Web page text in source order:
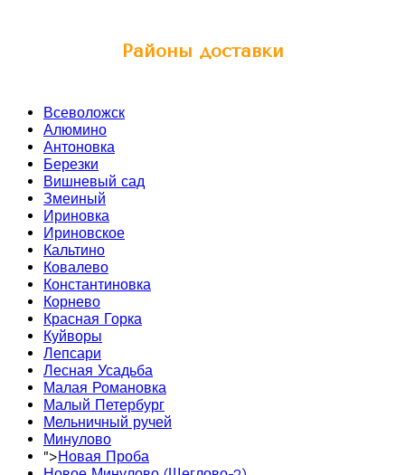
Районы доставки
Всеволожск
Алюмино
Антоновка
Березки
Вишневый сад
Змеиный
Ириновка
Ириновское
Кальтино
Ковалево
Константиновка
Корнево
Красная Горка
Куйворы
Лепсари
Лесная Усадьба
Малая Романовка
Малый Петербург
Мельничный ручей
Минулово
">Новая Проба